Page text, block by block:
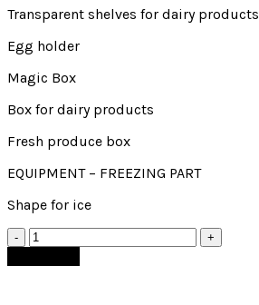
Transparent shelves for dairy products
Egg holder
Magic Box
Box for dairy products
Fresh produce box
EQUIPMENT – FREEZING PART
Shape for ice